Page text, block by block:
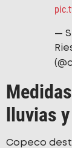
—
lluvias
Copeco